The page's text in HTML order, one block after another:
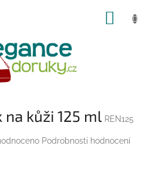
na kůži 125 ml REN125
Podrobnosti hodnocení